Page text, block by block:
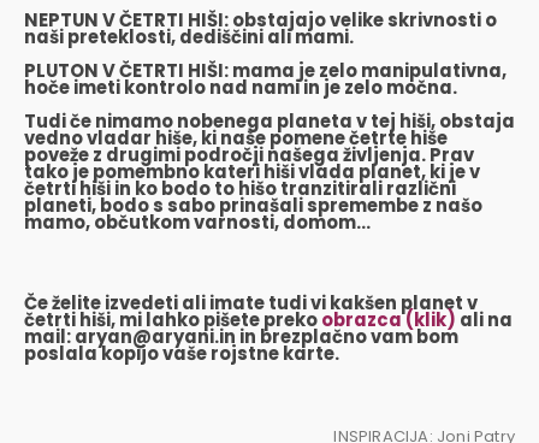
NEPTUN V ČETRTI HIŠI: obstajajo velike skrivnosti o
naši preteklosti, dediščini ali mami.
PLUTON V ČETRTI HIŠI: mama je zelo manipulativna,
hoče imeti kontrolo nad nami in je zelo močna.
Tudi če nimamo nobenega planeta v tej hiši, obstaja
vedno vladar hiše, ki naše pomene četrte hiše
poveže z drugimi področji našega življenja. Prav
tako je pomembno kateri hiši vlada planet, ki je v
četrti hiši in ko bodo to hišo tranzitirali različni
planeti, bodo s sabo prinašali spremembe z našo
mamo, občutkom varnosti, domom…
Če želite izvedeti ali imate tudi vi kakšen planet v
četrti hiši, mi lahko pišete prekoobrazca (klik) ali na
mail: aryan@aryani.in in brezplačno vam bom
poslala kopijo vaše rojstne karte.
INSPIRACIJA: Joni Patry